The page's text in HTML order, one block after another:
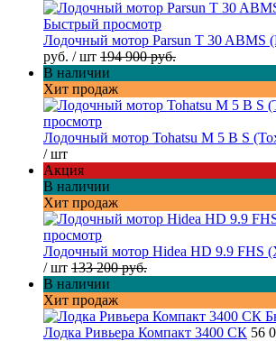
Быстрый просмотр
Лодочный мотор Parsun T 30 ABMS
руб. / шт 194 900 руб.
В наличии
Хит продаж
просмотр
Лодочный мотор Tohatsu M 5 B S
/ шт
Акция
В наличии
Хит продаж
просмотр
Лодочный мотор Hidea HD 9.9 FHS
/ шт 133 200 руб.
В наличии
Хит продаж
Лодка Ривьера Компакт 3400 СК 56